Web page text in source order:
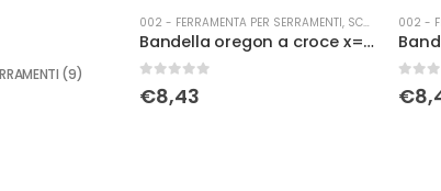
002 - FERRAMENTA PER SERRAMENTI, SCURETTI
Bandella oregon a croce x=75 y=2 DX
Su 5
€8,43
002 -
Su 5
€
(9)